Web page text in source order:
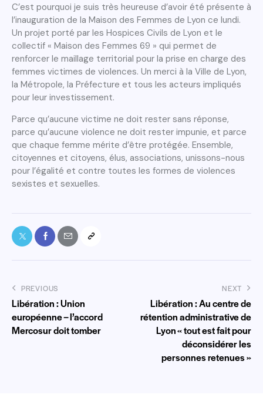
C’est pourquoi je suis très heureuse d’avoir été présente à
l’inauguration de la Maison des Femmes de Lyon ce lundi.
Un projet porté par les Hospices Civils de Lyon et le
collectif « Maison des Femmes 69 » qui permet de
renforcer le maillage territorial pour la prise en charge des
femmes victimes de violences. Un merci à la Ville de Lyon,
la Métropole, la Préfecture et tous les acteurs impliqués
pour leur investissement.
Parce qu’aucune victime ne doit rester sans réponse,
parce qu’aucune violence ne doit rester impunie, et parce
que chaque femme mérite d’être protégée. Ensemble,
citoyennes et citoyens, élus, associations, unissons-nous
pour l’égalité et contre toutes les formes de violences
sexistes et sexuelles.
PREVIOUS
Libération : Union
européenne – l’accord
Mercosur doit tomber
NEXT
Libération : Au centre de
rétention administrative de
Lyon « tout est fait pour
déconsidérer les
personnes retenues »